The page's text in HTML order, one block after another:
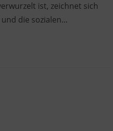
ist, zeichnet sich
die sozialen…